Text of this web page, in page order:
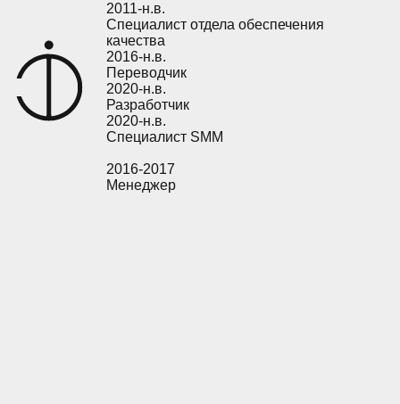
2011-н.в.
Специалист отдела обеспечения
качества
2016-н.в.
Переводчик
2020-н.в.
Разработчик
2020-н.в.
Специалист SMM
2016-2017
Менеджер